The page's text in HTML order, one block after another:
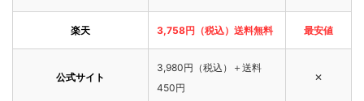
楽天 3,758円（税込）送料無料 最安値
公式サイト
3,980円（税込）＋送料
450円
✕